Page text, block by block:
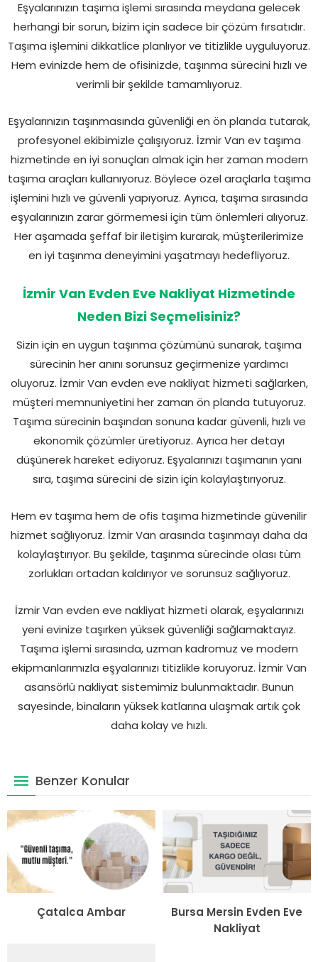
Eşyalarınızın taşıma işlemi sırasında meydana gelecek
herhangi bir sorun, bizim için sadece bir çözüm fırsatıdır.
Taşıma işlemini dikkatlice planlıyor ve titizlikle uyguluyoruz.
Hem evinizde hem de ofisinizde, taşınma sürecini hızlı ve
verimli bir şekilde tamamlıyoruz.
Eşyalarınızın taşınmasında güvenliği en ön planda tutarak,
profesyonel ekibimizle çalışıyoruz. İzmir Van ev taşıma
hizmetinde en iyi sonuçları almak için her zaman modern
taşıma araçları kullanıyoruz. Böylece özel araçlarla taşıma
işlemini hızlı ve güvenli yapıyoruz. Ayrıca, taşıma sırasında
eşyalarınızın zarar görmemesi için tüm önlemleri alıyoruz.
Her aşamada şeffaf bir iletişim kurarak, müşterilerimize
en iyi taşınma deneyimini yaşatmayı hedefliyoruz.
İzmir Van Evden Eve Nakliyat Hizmetinde
Neden Bizi Seçmelisiniz?
Sizin için en uygun taşınma çözümünü sunarak, taşıma
sürecinin her anını sorunsuz geçirmenize yardımcı
oluyoruz. İzmir Van evden eve nakliyat hizmeti sağlarken,
müşteri memnuniyetini her zaman ön planda tutuyoruz.
Taşıma sürecinin başından sonuna kadar güvenli, hızlı ve
ekonomik çözümler üretiyoruz. Ayrıca her detayı
düşünerek hareket ediyoruz. Eşyalarınızı taşımanın yanı
sıra, taşıma sürecini de sizin için kolaylaştırıyoruz.
Hem ev taşıma hem de ofis taşıma hizmetinde güvenilir
hizmet sağlıyoruz. İzmir Van arasında taşınmayı daha da
kolaylaştırıyor. Bu şekilde, taşınma sürecinde olası tüm
zorlukları ortadan kaldırıyor ve sorunsuz sağlıyoruz.
İzmir Van evden eve nakliyat hizmeti olarak, eşyalarınızı
yeni evinize taşırken yüksek güvenliği sağlamaktayız.
Taşıma işlemi sırasında, uzman kadromuz ve modern
ekipmanlarımızla eşyalarınızı titizlikle koruyoruz. İzmir Van
asansörlü nakliyat sistemimiz bulunmaktadır. Bunun
sayesinde, binaların yüksek katlarına ulaşmak artık çok
daha kolay ve hızlı.
Benzer Konular
Çatalca Ambar
Bursa Mersin Evden Eve
Nakliyat